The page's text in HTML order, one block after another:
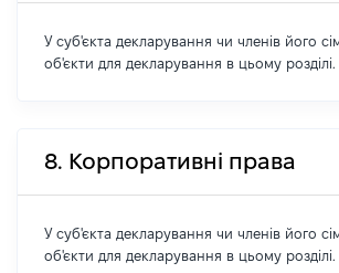
У суб'єкта декларування чи членів його
об'єкти для декларування в цьому розділі.
8. Корпоративні права
У суб'єкта декларування чи членів його
об'єкти для декларування в цьому розділі.